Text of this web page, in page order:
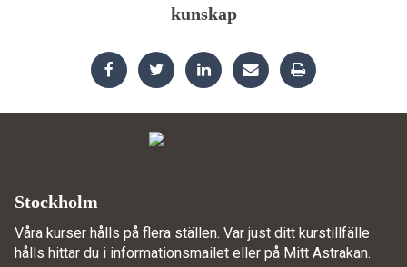
kunskap
Stockholm
Våra kurser hålls på flera ställen. Var just ditt kurstillfälle
hålls hittar du i informationsmailet eller på Mitt Astrakan.